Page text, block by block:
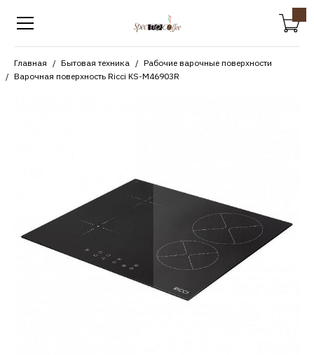
Главная Бытовая техника
Рабочие варочные поверхности
Варочная поверхность Ricci KS-M46903R